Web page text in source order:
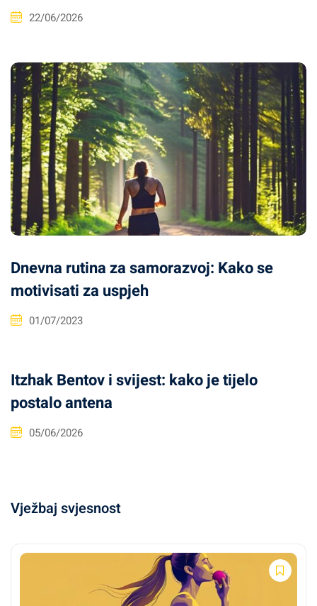
22/06/2026
Dnevna rutina za samorazvoj: Kako se
motivisati za uspjeh
01/07/2023
Itzhak Bentov i svijest: kako je tijelo
postalo antena
05/06/2026
Vježbaj svjesnost